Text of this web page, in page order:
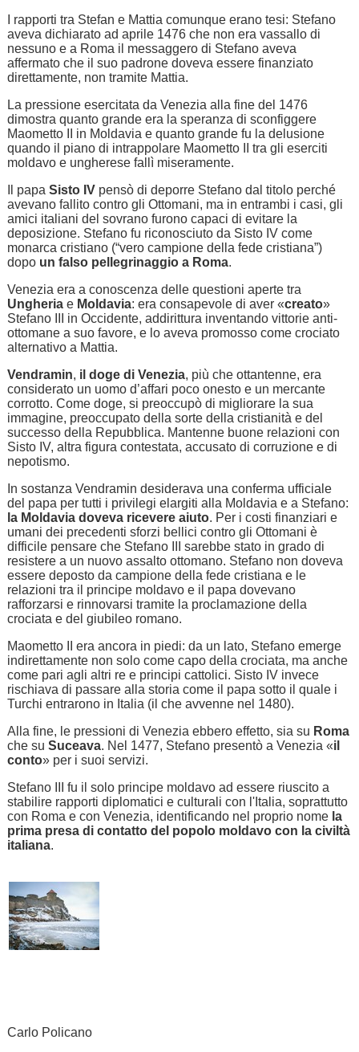
I rapporti tra Stefan e Mattia comunque erano tesi: Stefano
aveva dichiarato ad aprile 1476 che non era vassallo di
nessuno e a Roma il messaggero di Stefano aveva
affermato che il suo padrone doveva essere finanziato
direttamente, non tramite Mattia.
La pressione esercitata da Venezia alla fine del 1476
dimostra quanto grande era la speranza di sconfiggere
Maometto II in Moldavia e quanto grande fu la delusione
quando il piano di intrappolare Maometto II tra gli eserciti
moldavo e ungherese fallì miseramente.
Il papa Sisto IVpensò di deporre Stefano dal titolo perché
avevano fallito contro gli Ottomani, ma in entrambi i casi, gli
amici italiani del sovrano furono capaci di evitare la
deposizione. Stefano fu riconosciuto da Sisto IV come
monarca cristiano (“vero campione della fede cristiana”)
dopo un falso pellegrinaggio a Roma.
Venezia era a conoscenza delle questioni aperte tra
Ungheriae Moldavia: era consapevole di aver «creato»
Stefano III in Occidente, addirittura inventando vittorie anti-
ottomane a suo favore, e lo aveva promosso come crociato
alternativo a Mattia.
Vendramin, il doge di Venezia, più che ottantenne, era
considerato un uomo d’affari poco onesto e un mercante
corrotto. Come doge, si preoccupò di migliorare la sua
immagine, preoccupato della sorte della cristianità e del
successo della Repubblica. Mantenne buone relazioni con
Sisto IV, altra figura contestata, accusato di corruzione e di
nepotismo.
In sostanza Vendramin desiderava una conferma ufficiale
del papa per tutti i privilegi elargiti alla Moldavia e a Stefano:
la Moldavia doveva ricevere aiuto. Per i costi finanziari e
umani dei precedenti sforzi bellici contro gli Ottomani è
difficile pensare che Stefano III sarebbe stato in grado di
resistere a un nuovo assalto ottomano. Stefano non doveva
essere deposto da campione della fede cristiana e le
relazioni tra il principe moldavo e il papa dovevano
rafforzarsi e rinnovarsi tramite la proclamazione della
crociata e del giubileo romano.
Maometto II era ancora in piedi: da un lato, Stefano emerge
indirettamente non solo come capo della crociata, ma anche
come pari agli altri re e principi cattolici. Sisto IV invece
rischiava di passare alla storia come il papa sotto il quale i
Turchi entrarono in Italia (il che avvenne nel 1480).
Alla fine, le pressioni di Venezia ebbero effetto, sia su Roma
che su Suceava. Nel 1477, Stefano presentò a Venezia «il
conto» per i suoi servizi.
Stefano III fu il solo principe moldavo ad essere riuscito a
stabilire rapporti diplomatici e culturali con l'Italia, soprattutto
con Roma e con Venezia, identificando nel proprio nome la
prima presa di contatto del popolo moldavo con la civiltà
italiana.
Carlo Policano